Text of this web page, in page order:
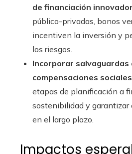
de financiación
público-privadas, bonos
incentiven la inversión y
los riesgos.
Incorporar
compensaciones sociales
etapas de planificación a
sostenibilidad y garantizar
en el largo plazo.
Impactos